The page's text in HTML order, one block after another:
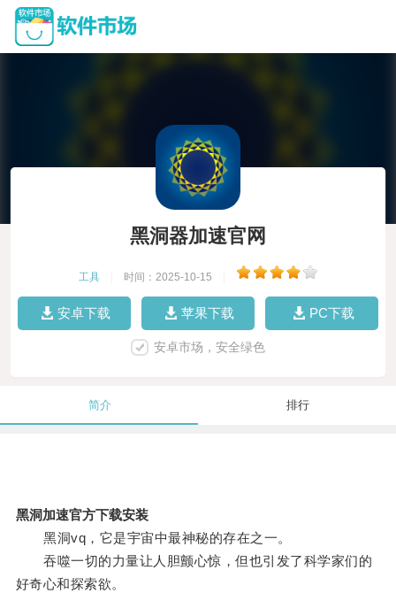
黑洞器加速官网
工具 时间：2025-10-15
安卓下载 苹果下载 PC下载
安卓市场，安全绿色
简介 排行
黑洞加速官方下载安装
黑洞vq，它是宇宙中最神秘的存在之一。
吞噬一切的力量让人胆颤心惊，但也引发了科学家们的
好奇心和探索欲。